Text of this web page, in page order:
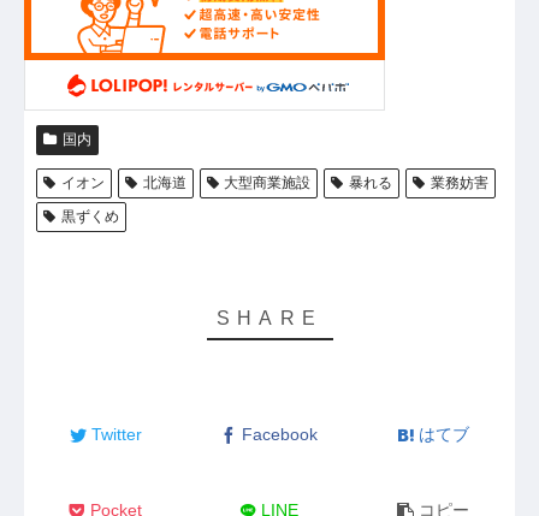
国内
イオン 北海道 大型商業施設 暴れる
業務妨害
黒ずくめ
Twitter Facebook はてブ
Pocket LINE コピー